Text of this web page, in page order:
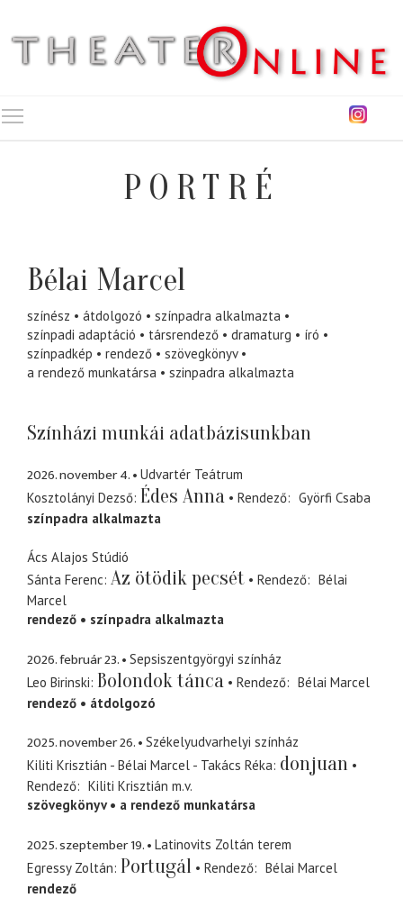
PORTRÉ
Bélai Marcel
színész átdolgozó
színpadra alkalmazta
színpadi adaptáció
társrendező dramaturg
író
színpadkép
rendező
szövegkönyv
a rendező munkatársa
szinpadra alkalmazta
Színházi munkái adatbázisunkban
2026. november 4.
Udvartér Teátrum
Kosztolányi Dezső Édes Anna Rendező
Györfi Csaba
színpadra alkalmazta
Ács Alajos Stúdió
Sánta Ferenc Az ötödik pecsét Rendező
Bélai
Marcel
rendező
színpadra alkalmazta
2026. február 23.
Sepsiszentgyörgyi színház
Leo Birinski Bolondok tánca Rendező
Bélai Marcel
rendező
átdolgozó
2025. november 26.
Székelyudvarhelyi színház
Kiliti Krisztián - Bélai Marcel - Takács Réka donjuan
Rendező Kiliti Krisztián m.v.
szövegkönyv
a rendező munkatársa
2025. szeptember 19.
Latinovits Zoltán terem
Egressy Zoltán Portugál Rendező
Bélai Marcel
rendező